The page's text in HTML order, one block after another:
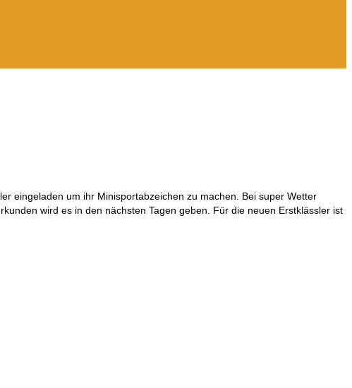
eingeladen um ihr Minisportabzeichen zu machen. Bei super Wetter
wird es in den nächsten Tagen geben. Für die neuen Erstklässler ist